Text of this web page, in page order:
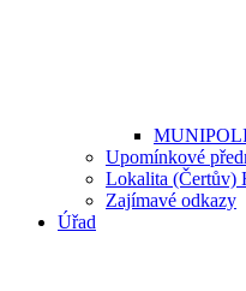
Upomínkové
Lokalita (Čertův)
Zajímavé odkazy
Úřad